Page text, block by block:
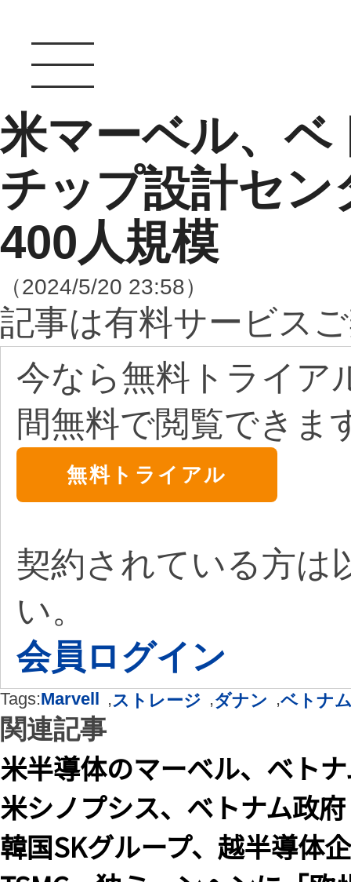
米マーベル、ベ
チップ設計セ
400人規模
（2024/5/20 23:58）
記事は有料サービス
今なら無料トライア
間無料で閲覧できま
無料トライアル
契約されている方は
い。
会員ログイン
Tags:Marvell ,ストレージ ,ダナン ,ベトナ
関連記事
米半導体のマーベル、ベト
米シノプシス、ベトナム政
韓国SKグループ、越半導体